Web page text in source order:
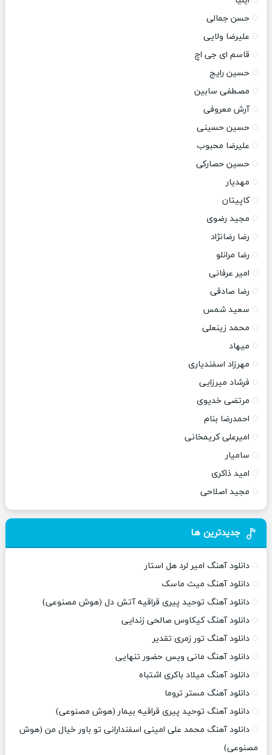
حسن جمالی
علیرضا ولایی
قاسم ای جی اچ
حسین رایج
مصطفی سابین
آرش معروفی
حسین حسینی
علیرضا محبوب
حسین حصارکی
مهدیار
کاپیتان
مجید رضوی
رضا رضانژاد
رضا مرانلو
امیر عرفانی
رضا صادقی
سعید شمس
محمد زینعلی
میهاد
مهرزاد اسفندیاری
فرشاد میرزایی
مرتضی خدیوی
احمدرضا بنام
امیرعلی کریمخانی
سامیار
امید ذاکری
مجید اصلاحی
جدیدترین ها
دانلود آهنگ امیر لرد هل استار
دانلود آهنگ میث ماسک
دانلود آهنگ توحید پیری قراقیه آتش دل (هوش مصنوعی)
دانلود آهنگ کیکاوس صالحی زندایی
دانلود آهنگ تور زمری تقدیر
دانلود آهنگ مانی ویس حضور تنهایی
دانلود آهنگ میلاد باکری اشتباه
دانلود آهنگ مستر تروما
دانلود آهنگ توحید پیری قراقیه بیمار (هوش مصنوعی)
دانلود آهنگ محمد علی امینی اسفندارانی تو باور خیال من (هوش
مصنوعی)